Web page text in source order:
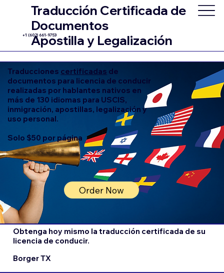
Traducción Certificada de
Documentos
Apostilla y Legalización
+1 (602) 661-9753
Traducciones certificadas de
documentos para licencia de conducir
realizadas por hablantes nativos en
más de 130 idiomas para USCIS,
inmigración, apostillas, legalización y
uso personal.
Solo $50 por página
Order Now
Obtenga hoy mismo la traducción certificada de su
licencia de conducir.
Borger TX